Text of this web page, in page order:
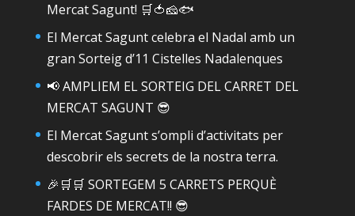
Mercat Sagunt! 🛒🍅🧀🐟
El Mercat Sagunt celebra el Nadal amb un
gran Sorteig d’11 Cistelles Nadalenques
📢 AMPLIEM EL SORTEIG DEL CARRET DEL
MERCAT SAGUNT 😎
El Mercat Sagunt s’ompli d’activitats per
descobrir els secrets de la nostra terra.
🎉🛒🛒 SORTEGEM 5 CARRETS PERQUÈ
FARDES DE MERCAT!! 😎